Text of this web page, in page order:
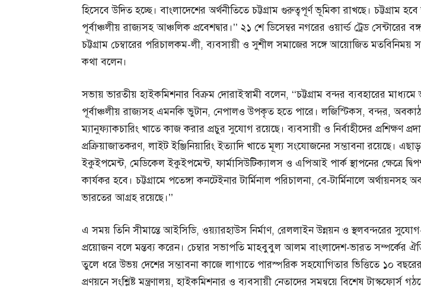
হিসেবে উদিত হচ্ছে। বাংলাদেশের অর্থনীতিতে চট্টগ্রাম গুরুত্বপূর্ণ ভূমিকা রাখছে। চট্টগ্রাম
পূর্বাঞ্চলীয় রাজ্যসহ আঞ্চলিক প্রবেশদ্বার।’’ ২১ শে ডিসেম্বর নগরের ওয়ার্ল্ড ট্রেড সেন্টারের
চট্টগ্রাম চেম্বারের পরিচালকম-লী, ব্যবসায়ী ও সুশীল সমাজের সঙ্গে আয়োজিত মতবিনিময়
কথা বলেন।
সভায় ভারতীয় হাইকমিশনার বিক্রম দোরাইস্বামী বলেন, ‘‘চট্টগ্রাম বন্দর ব্যবহারের মাধ্যমে
পূর্বাঞ্চলীয় রাজ্যসহ এমনকি ভুটান, নেপালও উপকৃত হতে পারে। লজিস্টিকস, বন্দর,
ম্যানুফ্যাকচারিং খাতে কাজ করার প্রচুর সুযোগ রয়েছে। ব্যবসায়ী ও নির্বাহীদের প্রশিক্ষণ
প্রক্রিয়াজাতকরণ, লাইট ইঞ্জিনিয়ারিং ইত্যাদি খাতে মূল্য সংযোজনের সম্ভাবনা রয়েছে।
ইকুইপমেন্ট, মেডিকেল ইকুইপমেন্ট, ফার্মাসিউটিক্যালস ও এপিআই পার্ক স্থাপনের ক্ষেত্রে
কার্যকর হবে। চট্টগ্রামে পতেঙ্গা কনটেইনার টার্মিনাল পরিচালনা, বে-টার্মিনালে অর্থায়নসহ
ভারতের আগ্রহ রয়েছে।’’
এ সময় তিনি সীমান্তে আইসিডি, ওয়্যারহাউস নির্মাণ, রেললাইন উন্নয়ন ও স্থলবন্দরের
প্রয়োজন বলে মন্তব্য করেন। চেম্বার সভাপতি মাহবুবুল আলম বাংলাদেশ-ভারত সম্পর্কের
তুলে ধরে উভয় দেশের সম্ভাবনা কাজে লাগাতে পারস্পরিক সহযোগিতার ভিত্তিতে ১০
প্রণয়নে সংশ্লিষ্ট মন্ত্রণালয়, হাইকমিশনার ও ব্যবসায়ী নেতাদের সমন্বয়ে বিশেষ টাস্কফোর্স